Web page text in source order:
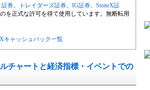
証券、 トレイダーズ証券、 IG証券、 StoneX証
を正式な許可を得て使用しています。無断転用
キャッシュバック一覧
チャートと経済指標・イベントでの